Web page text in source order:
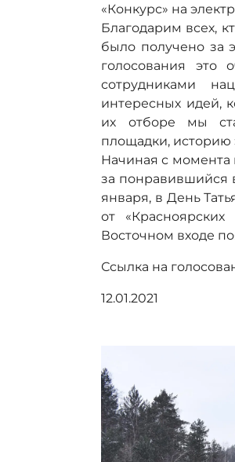
«Конкурс» на
Благодарим всех,
было получено за
голосования это
сотрудниками
интересных идей,
их отборе мы
площадки, историю
Начиная с момента
за понравившийся
января, в День
от
Восточном входе
Ссылка на
12.01.2021